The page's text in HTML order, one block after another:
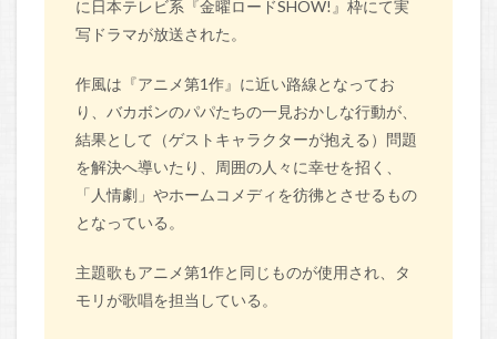
に日本テレビ系『金曜ロードSHOW!』枠にて実
写ドラマが放送された。
作風は『アニメ第1作』に近い路線となってお
り、バカボンのパパたちの一見おかしな行動が、
結果として（ゲストキャラクターが抱える）問題
を解決へ導いたり、周囲の人々に幸せを招く、
「人情劇」やホームコメディを彷彿とさせるもの
となっている。
主題歌もアニメ第1作と同じものが使用され、タ
モリが歌唱を担当している。